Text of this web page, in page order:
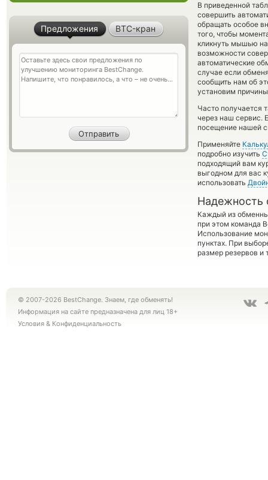
В приведенной
совершить
обращать особое
того, чтобы
кликнуть мышью
возможности
автоматические
случае если
сообщить нам об
установим
Часто получается
через наш сервис.
посещение нашей
Применяйте
подробно изучить
подходящий вам
выгодном для вас
использовать
Надежность
Каждый из
при этом команда
Использование
пунктах. При
размер резервов и
Предложения BTC-кран
© 2007-2026 BestChange. Знаем, где обменять!
Информация на сайте предназначена для лиц 18+
Условия & Конфиденциальность